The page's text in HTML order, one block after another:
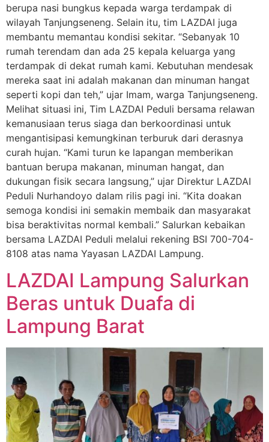
berupa nasi bungkus kepada warga terdampak di
wilayah Tanjungseneng. Selain itu, tim LAZDAI juga
membantu memantau kondisi sekitar. “Sebanyak 10
rumah terendam dan ada 25 kepala keluarga yang
terdampak di dekat rumah kami. Kebutuhan mendesak
mereka saat ini adalah makanan dan minuman hangat
seperti kopi dan teh,” ujar Imam, warga Tanjungseneng.
Melihat situasi ini, Tim LAZDAI Peduli bersama relawan
kemanusiaan terus siaga dan berkoordinasi untuk
mengantisipasi kemungkinan terburuk dari derasnya
curah hujan. “Kami turun ke lapangan memberikan
bantuan berupa makanan, minuman hangat, dan
dukungan fisik secara langsung,” ujar Direktur LAZDAI
Peduli Nurhandoyo dalam rilis pagi ini. “Kita doakan
semoga kondisi ini semakin membaik dan masyarakat
bisa beraktivitas normal kembali.” Salurkan kebaikan
bersama LAZDAI Peduli melalui rekening BSI 700-704-
8108 atas nama Yayasan LAZDAI Lampung.
LAZDAI Lampung Salurkan
Beras untuk Duafa di
Lampung Barat